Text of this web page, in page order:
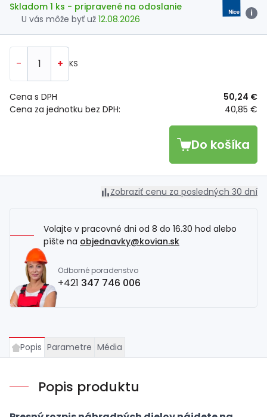
Skladom 1 ks - pripravené na odoslanie
U vás môže byť už 12.08.2026
i
- + KS
Cena za jednotku bez DPH: 40,85 €
Cena s DPH 50,24 €
Do košíka
Zobraziť cenu za posledných 30 dní
Volajte v pracovné dni od 8 do 16.30 hod alebo
píšte na objednavky@kovian.sk
Odborné poradenstvo
+421 347 746 006
Popis Parametre Média
Popis produktu